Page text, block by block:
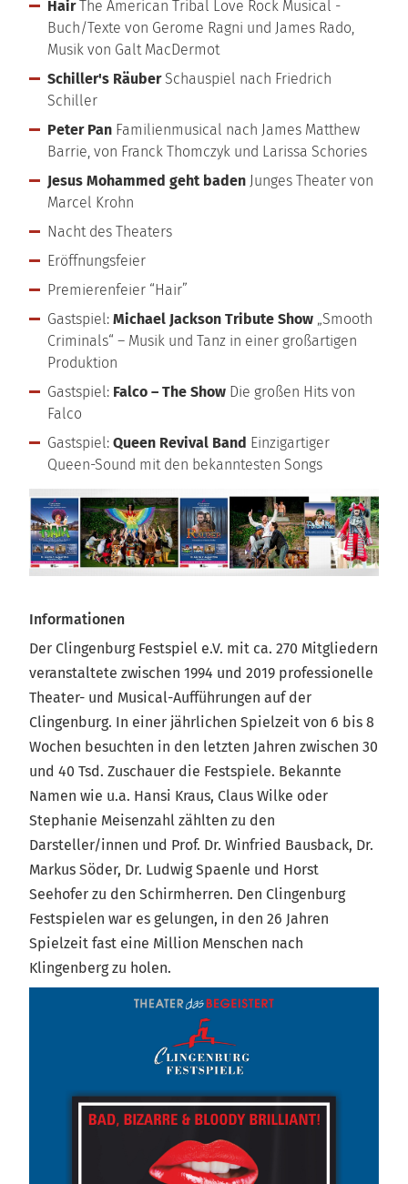
HairThe American Tribal Love Rock Musical -
Buch/Texte von Gerome Ragni und James Rado,
Musik von Galt MacDermot
Schiller's RäuberSchauspiel nach Friedrich
Schiller
Peter Pan Familienmusical nach James Matthew
Barrie, von Franck Thomczyk und Larissa Schories
Jesus Mohammed geht baden Junges Theater von
Marcel Krohn
Nacht des Theaters
Eröffnungsfeier
Premierenfeier “Hair”
Gastspiel: Michael Jackson Tribute Show „Smooth
Criminals“ – Musik und Tanz in einer großartigen
Produktion
Gastspiel: Falco – The Show Die großen Hits von
Falco
Gastspiel: Queen Revival Band Einzigartiger
Queen-Sound mit den bekanntesten Songs
Informationen
Der Clingenburg Festspiel e.V. mit ca. 270 Mitgliedern
veranstaltete zwischen 1994 und 2019 professionelle
Theater- und Musical-Aufführungen auf der
Clingenburg. In einer jährlichen Spielzeit von 6 bis 8
Wochen besuchten in den letzten Jahren zwischen 30
und 40 Tsd. Zuschauer die Festspiele. Bekannte
Namen wie u.a. Hansi Kraus, Claus Wilke oder
Stephanie Meisenzahl zählten zu den
Darsteller/innen und Prof. Dr. Winfried Bausback, Dr.
Markus Söder, Dr. Ludwig Spaenle und Horst
Seehofer zu den Schirmherren. Den Clingenburg
Festspielen war es gelungen, in den 26 Jahren
Spielzeit fast eine Million Menschen nach
Klingenberg zu holen.